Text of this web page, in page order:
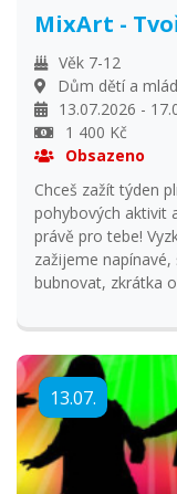
MixArt -
Věk 7-12
Dům dětí a
13.07.2026 -
1 400 Kč
Obsazeno
Chceš zažít týden
pohybových aktivit
právě pro tebe!
zažijeme
bubnovat, zkrátka od všeho
svačina a veškerý
13.07.